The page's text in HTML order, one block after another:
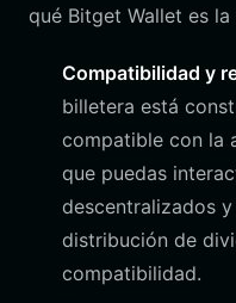
qué Bitget Wallet es
Compatibilidad y
billetera está
compatible con la
que puedas
descentralizados
distribución de
compatibilidad.